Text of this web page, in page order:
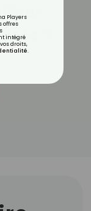
?
Players
offres
intégré
droits,
.